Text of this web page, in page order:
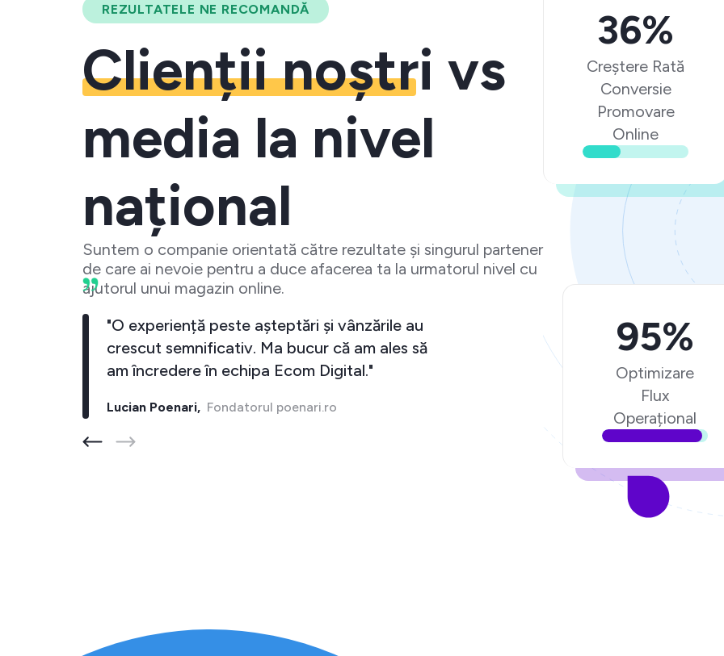
REZULTATELE NE RECOMANDĂ
Clienții noștri vs
media la nivel
național
Suntem o companie orientată către rezultate și singurul partener
de care ai nevoie pentru a duce afacerea ta la urmatorul nivel cu
ajutorul unui magazin online.
"O experiență peste așteptări și vânzările au
crescut semnificativ. Ma bucur că am ales să
am încredere în echipa Ecom Digital."
Lucian Poenari, Fondatorul poenari.ro
36%
Creștere Rată
Conversie
Promovare
Online
95%
Optimizare
Flux
Operațional